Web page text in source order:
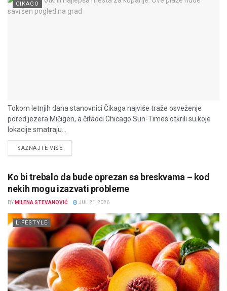
CIKAGO
Tokom letnjih dana stanovnici Čikaga najviše traže osveženje
pored jezera Mičigen, a čitaoci Chicago Sun-Times otkrili su koje
lokacije smatraju...
SAZNAJTE VIŠEDETAILS
Ko bi trebalo da bude oprezan sa breskvama – kod
nekih mogu izazvati probleme
BY MILENA STEVANOVIĆ JUL 21, 2026
LIFESTYLE